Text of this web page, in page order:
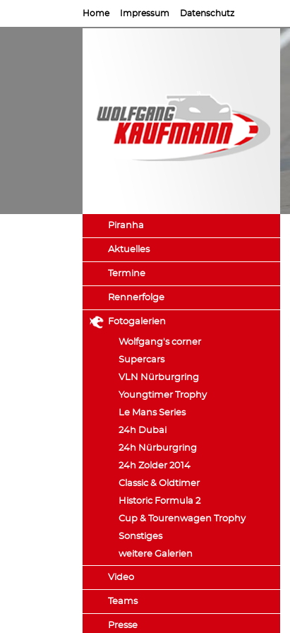
Home Impressum Datenschutz
Piranha
Aktuelles
Termine
Rennerfolge
Fotogalerien
Wolfgang's corner
Supercars
VLN Nürburgring
Youngtimer Trophy
Le Mans Series
24h Dubai
24h Nürburgring
24h Zolder 2014
Classic & Oldtimer
Historic Formula 2
Cup & Tourenwagen Trophy
Sonstiges
weitere Galerien
Video
Teams
Presse